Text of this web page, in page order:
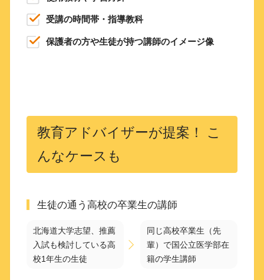
受講の時間帯・指導教科
保護者の方や生徒が持つ講師のイメージ像
教育アドバイザーが提案！ こ
んなケースも
生徒の通う高校の卒業生の講師
北海道大学志望、推薦
入試も検討している高
校1年生の生徒
同じ高校卒業生（先
輩）で国公立医学部在
籍の学生講師